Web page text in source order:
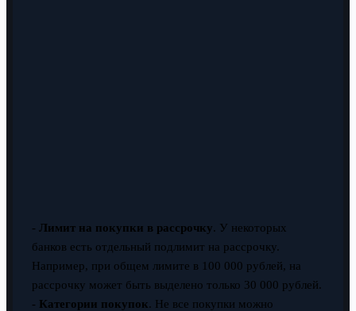
- Лимит на покупки в рассрочку. У некоторых
банков есть отдельный подлимит на рассрочку.
Например, при общем лимите в 100 000 рублей, на
рассрочку может быть выделено только 30 000 рублей.
- Категории покупок. Не все покупки можно